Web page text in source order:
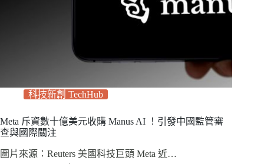
科技新創 TechHub
Meta 斥資數十億美元收購 Manus AI ！引發中國監管審
查與國際關注
圖片來源：Reuters 美國科技巨頭 Meta 近…